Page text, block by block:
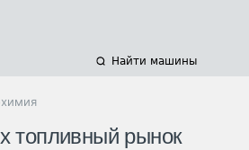
Найти машины
топливный рынок